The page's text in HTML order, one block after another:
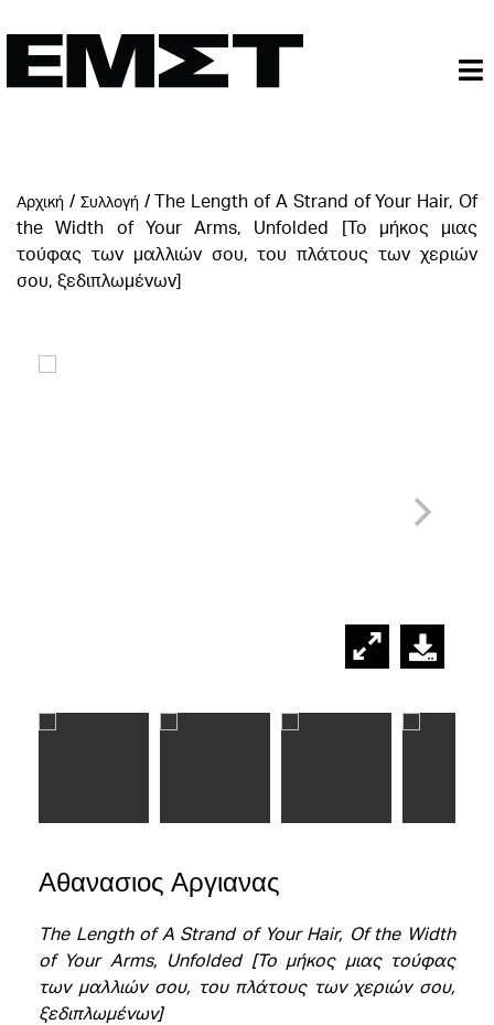
Αρχική / Συλλογή/The Length of A Strand of Your Hair, Of
the Width of Your Arms, Unfolded [Το μήκος μιας
τούφας των μαλλιών σου, του πλάτους των χεριών
σου, ξεδιπλωμένων]
Αθανασιος Αργιανας
The Length of A Strand of Your Hair, Of the Width
of Your Arms, Unfolded [Το μήκος μιας τούφας
των μαλλιών σου, του πλάτους των χεριών σου,
ξεδιπλωμένων]